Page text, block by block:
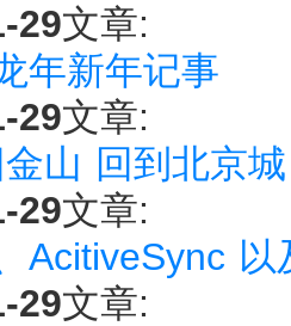
29文章:
年新年记事
29文章:
山 回到北京城
29文章:
AcitiveSync
29文章: